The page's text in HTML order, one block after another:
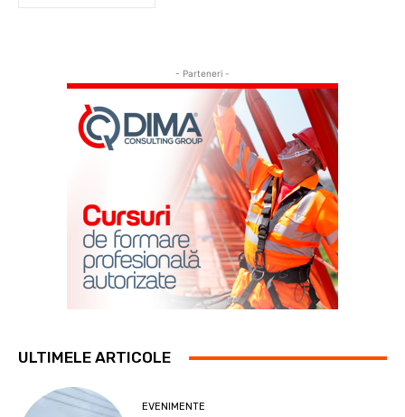
- Parteneri -
ULTIMELE ARTICOLE
EVENIMENTE